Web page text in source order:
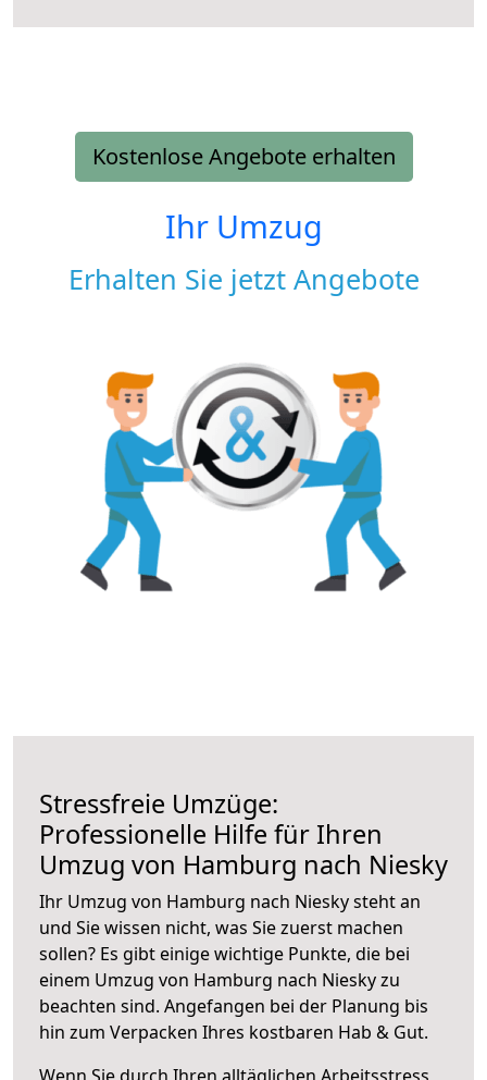
Kostenlose Angebote erhalten
Ihr Umzug
Erhalten Sie jetzt Angebote
Stressfreie Umzüge:
Professionelle Hilfe für Ihren
Umzug von Hamburg nach Niesky
Ihr Umzug von Hamburg nach Niesky steht an
und Sie wissen nicht, was Sie zuerst machen
sollen? Es gibt einige wichtige Punkte, die bei
einem Umzug von Hamburg nach Niesky zu
beachten sind. Angefangen bei der Planung bis
hin zum Verpacken Ihres kostbaren Hab & Gut.